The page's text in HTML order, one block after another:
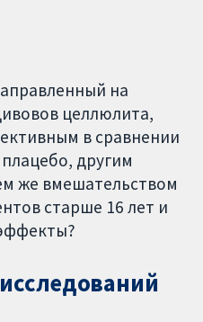
на
целлюлита,
в сравнении
другим
же вмешательством
старше 16 лет и